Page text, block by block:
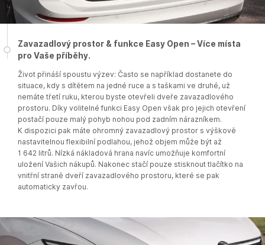
Zavazadlový prostor & funkce Easy Open – Více místa
pro Vaše příběhy.
Život přináší spoustu výzev: Často se například dostanete do
situace, kdy s dítětem na jedné ruce a s taškami ve druhé, už
nemáte třetí ruku, kterou byste otevřeli dveře zavazadlového
prostoru. Díky volitelné funkci Easy Open však pro jejich otevření
postačí pouze malý pohyb nohou pod zadním nárazníkem.
K dispozici pak máte ohromný zavazadlový prostor s výškově
nastavitelnou flexibilní podlahou, jehož objem může být až
1 642 litrů. Nízká nákladová hrana navíc umožňuje komfortní
uložení Vašich nákupů. Nakonec stačí pouze stisknout tlačítko na
vnitřní straně dveří zavazadlového prostoru, které se pak
automaticky zavřou.